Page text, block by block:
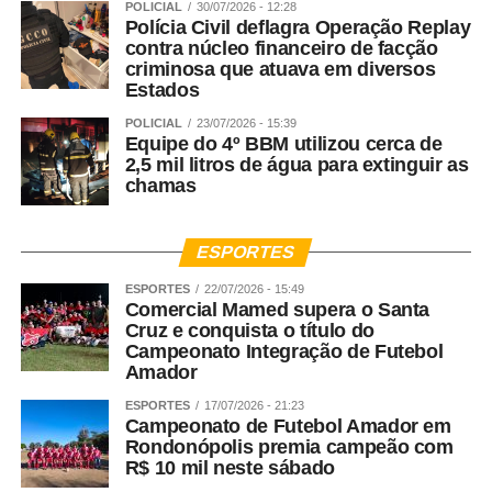
questão de ampliar o atendimento das mulheres. A LMP
foi tão de vanguarda que ela trouxe a necessidade das
Varas de Justiça, dos Juizados dentro do Poder Judiciário
e dentro da Defensoria Pública de termos núcleos de
atendimento especializados. Tivemos o aumento das
Delegacias Especializadas e toda essa gama do Sistema
de Justiça ajuda no amparo das mulheres em forma de
rede para que elas saibam onde pode buscar o
questão de ampliar esse atendimento. Nós não
atendemos apenas mulheres vítimas de violência, nós
atendemos a violência de gênero nacionalmente. Então,
toda e qualquer mulher que venha passar por violência,
dentro ou fora de casa, pode buscar o Nudem. A violência
e familiar, onde estão as ameaças e a violência
psicológica. Esses são os crimes que as mulheres mais
narram.
POLICIAL 30/07/2026 - 12:28
Polícia Civil deflagra Operação Replay
contra núcleo financeiro de facção
criminosa que atuava em diversos
Estados
POLICIAL 23/07/2026 - 15:39
Equipe do 4º BBM utilizou cerca de
2,5 mil litros de água para extinguir as
chamas
ESPORTES
ESPORTES 22/07/2026 - 15:49
Comercial Mamed supera o Santa
Cruz e conquista o título do
Campeonato Integração de Futebol
Amador
ESPORTES 17/07/2026 - 21:23
Campeonato de Futebol Amador em
Rondonópolis premia campeão com
R$ 10 mil neste sábado